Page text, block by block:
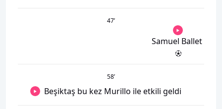
47’
Samuel Ballet
58’
Beşiktaş bu kez Murillo ile etkili geldi